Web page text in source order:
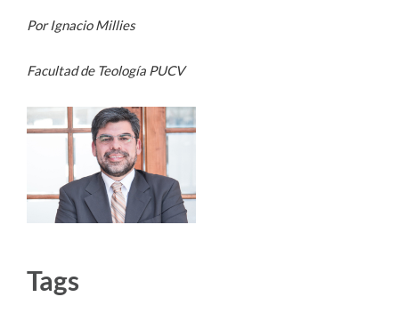
Por Ignacio Millies
Facultad de Teología PUCV
Tags